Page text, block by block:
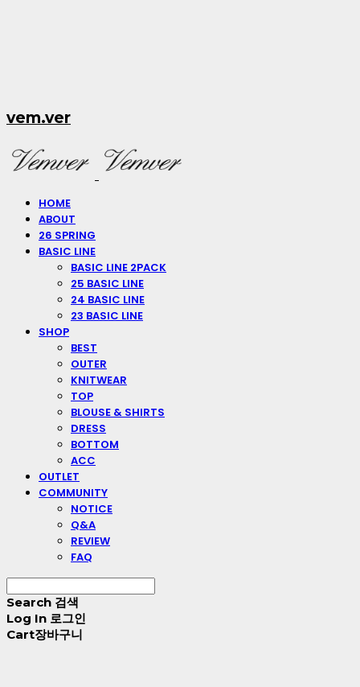
vem.ver
HOME
ABOUT
26 SPRING
BASIC LINE
BASIC LINE 2PACK
25 BASIC LINE
24 BASIC LINE
23 BASIC LINE
SHOP
BEST
OUTER
KNITWEAR
TOP
BLOUSE & SHIRTS
DRESS
BOTTOM
ACC
OUTLET
COMMUNITY
NOTICE
Q&A
REVIEW
FAQ
Search 검색
Log In 로그인
Cart장바구니